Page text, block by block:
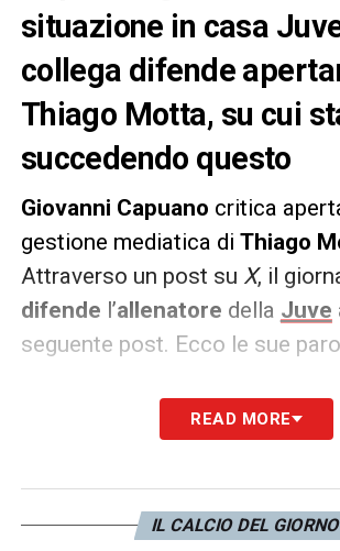
situazione in casa
collega difende
Thiago Motta, su cui
succedendo questo
Giovanni Capuano critica
gestione mediatica di Thiago
Attraverso un post su X, il
difende l’allenatore della Juve
seguente post. Ecco le sue
E’ incredibile la
Thiago Motta, quando sarebbe
spinto a correggerli, ma non si
READ MORE
IL CALCIO DEL GIORNO